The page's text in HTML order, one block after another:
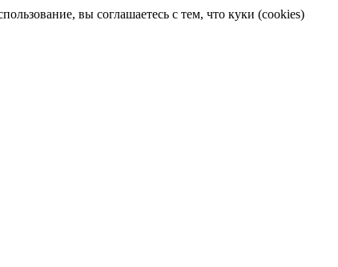
вы соглашаетесь с тем, что куки (cookies)